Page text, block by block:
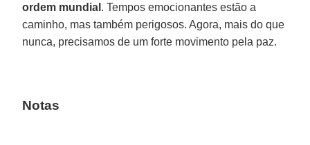
ordem mundial . Tempos emocionantes estão a
caminho, mas também perigosos. Agora, mais do que
nunca, precisamos de um forte movimento pela paz.
Notas